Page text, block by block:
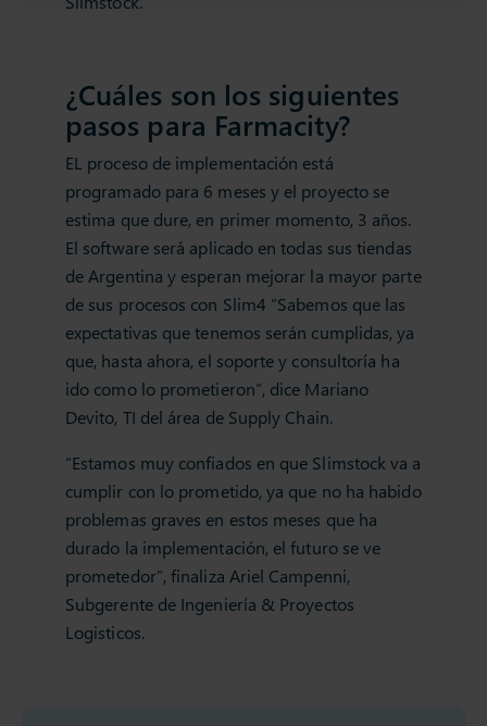
¿Cuáles son los siguientes
pasos para Farmacity?
EL proceso de implementación está
programado para 6 meses y el proyecto se
estima que dure, en primer momento, 3 años.
El software será aplicado en todas sus tiendas
de Argentina y esperan mejorar la mayor parte
de sus procesos con Slim4 “Sabemos que las
expectativas que tenemos serán cumplidas, ya
que, hasta ahora, el soporte y consultoría ha
ido como lo prometieron”, dice Mariano
Devito, TI del área de Supply Chain.
“Estamos muy confiados en que Slimstock va a
cumplir con lo prometido, ya que no ha habido
problemas graves en estos meses que ha
durado la implementación, el futuro se ve
prometedor”, finaliza Ariel Campenni,
Subgerente de Ingeniería & Proyectos
Logisticos.